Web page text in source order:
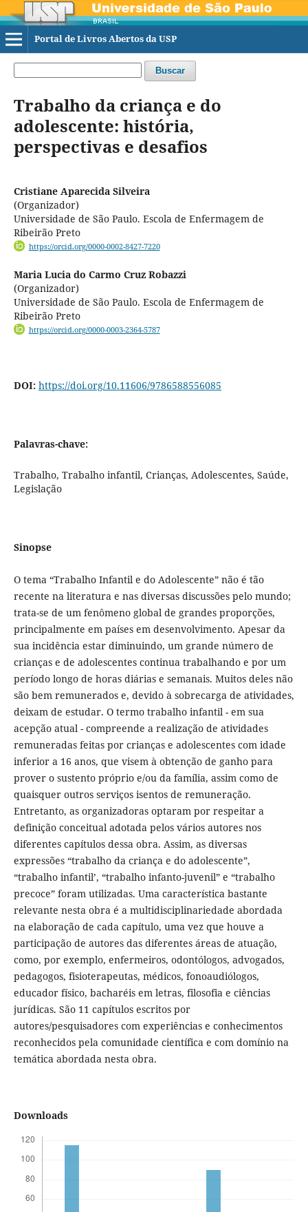
Portal de Livros Abertos da USP
Buscar
Trabalho da criança e do
adolescente: história,
perspectivas e desafios
Cristiane Aparecida Silveira
(Organizador)
Universidade de São Paulo. Escola de Enfermagem de
Ribeirão Preto
https://orcid.org/0000-0002-8427-7220
Maria Lucia do Carmo Cruz Robazzi
(Organizador)
Universidade de São Paulo. Escola de Enfermagem de
Ribeirão Preto
https://orcid.org/0000-0003-2364-5787
DOI: https://doi.org/10.11606/9786588556085
Palavras-chave:
Trabalho, Trabalho infantil, Crianças, Adolescentes, Saúde,
Legislação
Sinopse
O tema “Trabalho Infantil e do Adolescente” não é tão
recente na literatura e nas diversas discussões pelo mundo;
trata-se de um fenômeno global de grandes proporções,
principalmente em países em desenvolvimento. Apesar da
sua incidência estar diminuindo, um grande número de
crianças e de adolescentes continua trabalhando e por um
período longo de horas diárias e semanais. Muitos deles não
são bem remunerados e, devido à sobrecarga de atividades,
deixam de estudar. O termo trabalho infantil - em sua
acepção atual - compreende a realização de atividades
remuneradas feitas por crianças e adolescentes com idade
inferior a 16 anos, que visem à obtenção de ganho para
prover o sustento próprio e/ou da família, assim como de
quaisquer outros serviços isentos de remuneração.
Entretanto, as organizadoras optaram por respeitar a
definição conceitual adotada pelos vários autores nos
diferentes capítulos dessa obra. Assim, as diversas
expressões “trabalho da criança e do adolescente”,
“trabalho infantil’, “trabalho infanto-juvenil” e “trabalho
precoce” foram utilizadas. Uma característica bastante
relevante nesta obra é a multidisciplinariedade abordada
na elaboração de cada capítulo, uma vez que houve a
participação de autores das diferentes áreas de atuação,
como, por exemplo, enfermeiros, odontólogos, advogados,
pedagogos, fisioterapeutas, médicos, fonoaudiólogos,
educador físico, bacharéis em letras, filosofia e ciências
jurídicas. São 11 capítulos escritos por
autores/pesquisadores com experiências e conhecimentos
reconhecidos pela comunidade científica e com domínio na
temática abordada nesta obra.
Downloads